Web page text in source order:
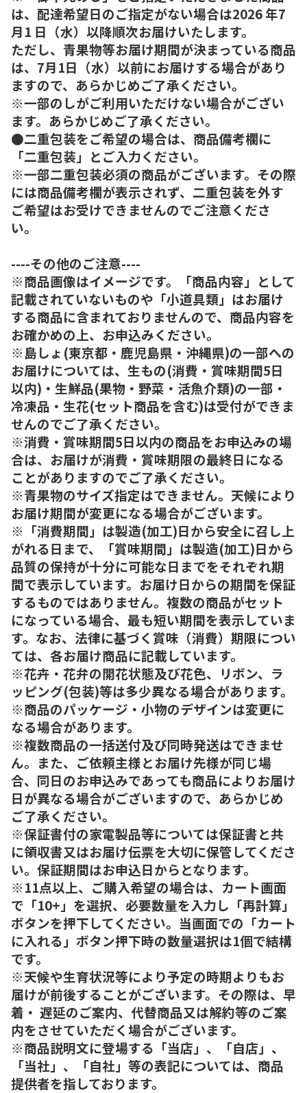
は、配達希望日のご指定がない場合は2026 年7
月1 日（水）以降順次お届けいたします。
ただし、青果物等お届け期間が決まっている商品
は、7月1日（水）以前にお届けする場合があり
ますので、あらかじめご了承ください。
※一部のしがご利用いただけない場合がござい
ます。あらかじめご了承ください。
●二重包装をご希望の場合は、商品備考欄に
「二重包装」とご入力ください。
※一部二重包装必須の商品がございます。その際
には商品備考欄が表示されず、二重包装を外す
ご希望はお受けできませんのでご注意くださ
い。
----その他のご注意----
※商品画像はイメージです。「商品内容」として
記載されていないものや「小道具類」はお届け
する商品に含まれておりませんので、商品内容を
お確かめの上、お申込みください。
※島しょ(東京都・鹿児島県・沖縄県)の一部への
お届けについては、生もの(消費・賞味期間5日
以内)・生鮮品(果物・野菜・活魚介類)の一部・
冷凍品・生花(セット商品を含む)は受付ができま
せんのでご了承ください。
※消費・賞味期間5日以内の商品をお申込みの場
合は、お届けが消費・賞味期限の最終日になる
ことがありますのでご了承ください。
※青果物のサイズ指定はできません。天候により
お届け期間が変更になる場合がございます。
※「消費期間」は製造(加工)日から安全に召し上
がれる日まで、「賞味期間」は製造(加工)日から
品質の保持が十分に可能な日までをそれぞれ期
間で表示しています。お届け日からの期間を保証
するものではありません。複数の商品がセット
になっている場合、最も短い期間を表示していま
す。なお、法律に基づく賞味（消費）期限につい
ては、各お届け商品に記載しています。
※花卉・花弁の開花状態及び花色、リボン、ラ
ッピング(包装)等は多少異なる場合があります。
※商品のパッケージ・小物のデザインは変更に
なる場合があります。
※複数商品の一括送付及び同時発送はできませ
ん。また、ご依頼主様とお届け先様が同じ場
合、同日のお申込みであっても商品によりお届け
日が異なる場合がございますので、あらかじめ
ご了承ください。
※保証書付の家電製品等については保証書と共
に領収書又はお届け伝票を大切に保管してくださ
い。保証期間はお申込日からとなります。
※11点以上、ご購入希望の場合は、カート画面
で「10+」を選択、必要数量を入力し「再計算」
ボタンを押下してください。当画面での「カート
に入れる」ボタン押下時の数量選択は1個で結構
です。
※天候や生育状況等により予定の時期よりもお
届けが前後することがございます。その際は、早
着・ 遅延のご案内、代替商品又は解約等のご案
内をさせていただく場合がございます。
※商品説明文に登場する「当店」、「自店」、
「当社」、「自社」等の表記については、商品
提供者を指しております。